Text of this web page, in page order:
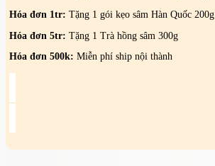
100ml
số
Hóa đơn 1tr: Tặng 1 gói kẹo sâm Hàn Quốc 200g
Hóa đơn 5tr: Tặng 1 Trà hồng sâm 300g
Hóa đơn 500k: Miễn phí ship nội thành